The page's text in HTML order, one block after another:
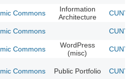
Commons
Information
Architecture
CUNY
Commons CUNY
Commons
WordPress
(misc)
CUNY
Commons Public Portfolio CUNY